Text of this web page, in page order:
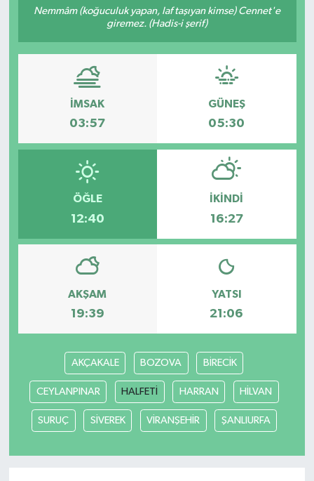
Nemmâm (koğuculuk yapan, laf taşıyan kimse) Cennet'e
giremez. (Hadis-i şerif)
İMSAK
03:57
GÜNEŞ
05:30
ÖĞLE
12:40
İKINDI
16:27
AKŞAM
19:39
YATSI
21:06
AKÇAKALE BOZOVA BİRECİK
CEYLANPINAR HALFETİ HARRAN HİLVAN
SURUÇ SİVEREK VİRANŞEHİR ŞANLIURFA